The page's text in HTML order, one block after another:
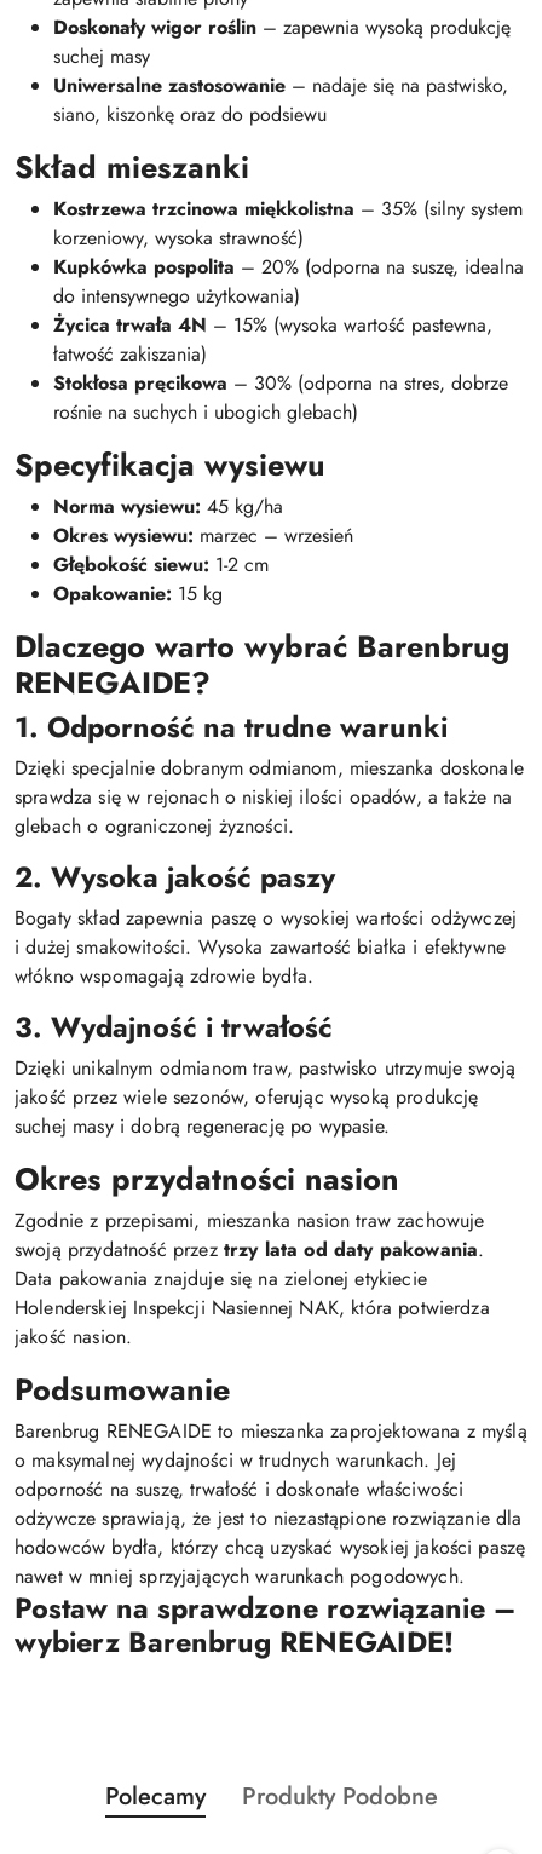
Doskonały wigor roślin – zapewnia wysoką produkcję
suchej masy
Uniwersalne zastosowanie – nadaje się na pastwisko,
siano, kiszonkę oraz do podsiewu
Skład mieszanki
Kostrzewa trzcinowa miękkolistna – 35% (silny system
korzeniowy, wysoka strawność)
Kupkówka pospolita – 20% (odporna na suszę, idealna
do intensywnego użytkowania)
Życica trwała 4N – 15% (wysoka wartość pastewna,
łatwość zakiszania)
Stokłosa pręcikowa – 30% (odporna na stres, dobrze
rośnie na suchych i ubogich glebach)
Specyfikacja wysiewu
Norma wysiewu: 45 kg/ha
Okres wysiewu: marzec – wrzesień
Głębokość siewu: 1-2 cm
Opakowanie: 15 kg
Dlaczego warto wybrać Barenbrug
RENEGAIDE?
1. Odporność na trudne warunki
Dzięki specjalnie dobranym odmianom, mieszanka doskonale
sprawdza się w rejonach o niskiej ilości opadów, a także na
glebach o ograniczonej żyzności.
2. Wysoka jakość paszy
Bogaty skład zapewnia paszę o wysokiej wartości odżywczej
i dużej smakowitości. Wysoka zawartość białka i efektywne
włókno wspomagają zdrowie bydła.
3. Wydajność i trwałość
Dzięki unikalnym odmianom traw, pastwisko utrzymuje swoją
jakość przez wiele sezonów, oferując wysoką produkcję
suchej masy i dobrą regenerację po wypasie.
Okres przydatności nasion
Zgodnie z przepisami, mieszanka nasion traw zachowuje
swoją przydatność przez trzy lata od daty pakowania.
Data pakowania znajduje się na zielonej etykiecie
Holenderskiej Inspekcji Nasiennej NAK, która potwierdza
jakość nasion.
Podsumowanie
Barenbrug RENEGAIDE to mieszanka zaprojektowana z myślą
o maksymalnej wydajności w trudnych warunkach. Jej
odporność na suszę, trwałość i doskonałe właściwości
odżywcze sprawiają, że jest to niezastąpione rozwiązanie dla
hodowców bydła, którzy chcą uzyskać wysokiej jakości paszę
nawet w mniej sprzyjających warunkach pogodowych.
Postaw na sprawdzone rozwiązanie –
wybierz Barenbrug RENEGAIDE!
Pomiń karuzelę produktów
Produkty
o
Polecamy
Produkty
Produkty Podobne